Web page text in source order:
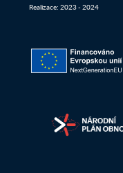
Realizace: 2023 - 2024